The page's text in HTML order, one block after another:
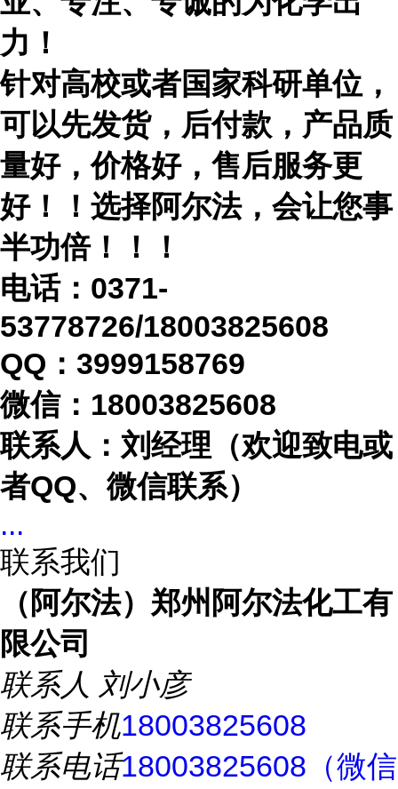
力！
针对高校或者国家科研单位，
可以先发货，后付款，产品质
量好，价格好，售后服务更
好！！选择阿尔法，会让您事
半功倍！！！
电话： 0371-
53778726/18003825608
QQ：3999158769
微信： 18003825608
联系人：刘经理（欢迎致电或
者QQ、微信联系）
...
联系我们
（阿尔法）郑州阿尔法化工有
限公司
联系人 刘小彦
联系手机18003825608
联系电话18003825608（微信